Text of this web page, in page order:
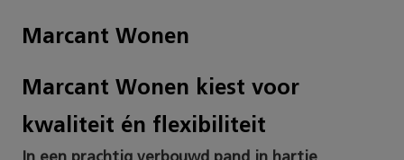
Marcant Wonen
Marcant Wonen kiest voor
kwaliteit én flexibiliteit